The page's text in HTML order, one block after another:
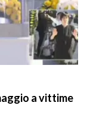
a vittime